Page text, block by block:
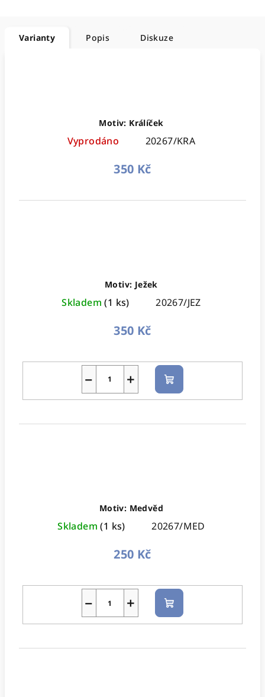
Varianty Popis Diskuze
Motiv: Králíček
Vyprodáno 20267/KRA
350 Kč
Motiv: Ježek
Skladem(1 ks) 20267/JEZ
350 Kč
+
− Do
košíku
Motiv: Medvěd
Skladem(1 ks) 20267/MED
250 Kč
+
− Do
košíku